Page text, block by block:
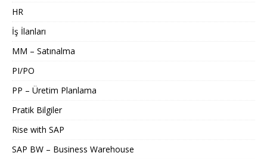
HR
İş İlanları
MM – Satınalma
PI/PO
PP – Üretim Planlama
Pratik Bilgiler
Rise with SAP
SAP BW – Business Warehouse